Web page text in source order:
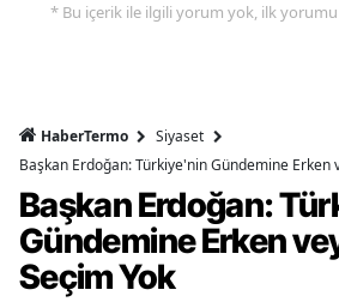
* Bu içerik ile ilgili yorum yok, ilk yorumu
HaberTermo
Siyaset
Başkan Erdoğan: Türkiye'nin Gündemine Erken
Başkan Erdoğan:
Gündemine Erken
Seçim Yok